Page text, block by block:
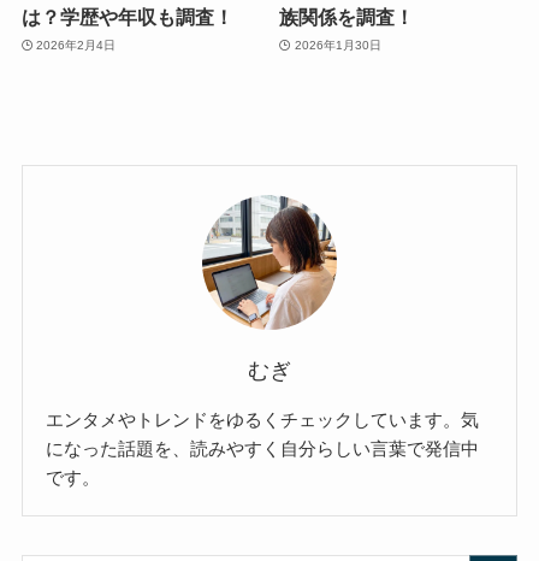
は？学歴や年収も調査！
2026年2月4日
族関係を調査！
2026年1月30日
むぎ
エンタメやトレンドをゆるくチェックしています。気
になった話題を、読みやすく自分らしい言葉で発信中
です。